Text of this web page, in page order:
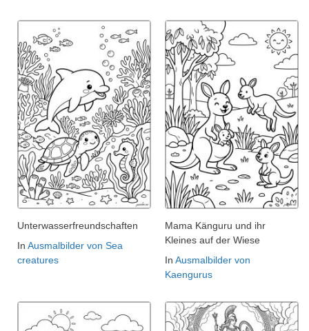
Unterwasserfreundschaften
In Ausmalbilder von Sea
creatures
Mama Känguru und ihr
Kleines auf der Wiese
In Ausmalbilder von
Kaengurus